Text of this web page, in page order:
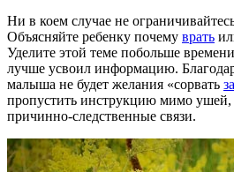
Ни в коем случае не
Объясняйте ребенку почему врать
Уделите этой теме побольше
лучше усвоил информацию.
малыша не будет желания «сорвать
пропустить инструкцию мимо ушей,
причинно-следственные связи.